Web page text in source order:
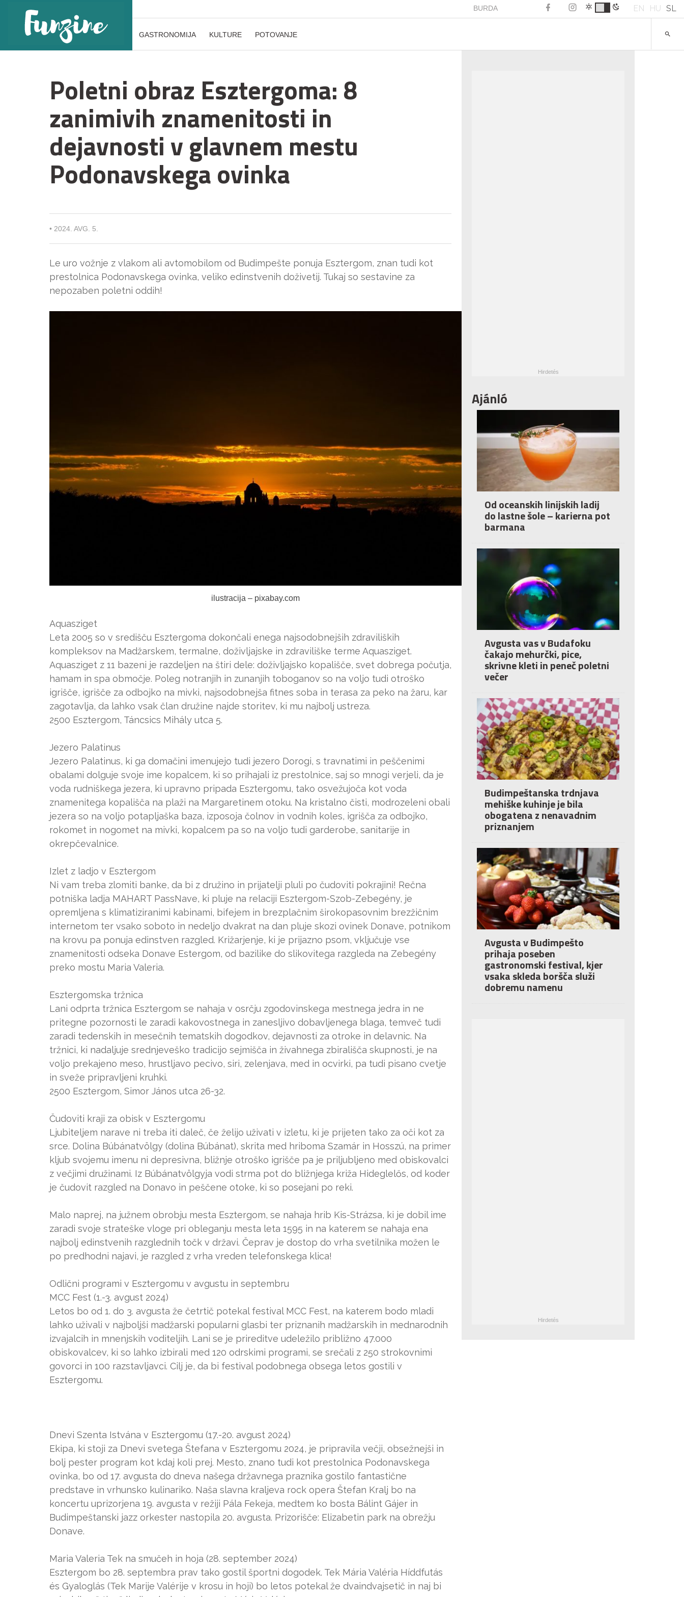
BURDA EN HU SL
GASTRONOMIJA KULTURE POTOVANJE
Poletni obraz Esztergoma: 8
zanimivih znamenitosti in
dejavnosti v glavnem mestu
Podonavskega ovinka
• 2024. AVG. 5.
Le uro vožnje z vlakom ali avtomobilom od Budimpešte ponuja Esztergom, znan tudi kot
prestolnica Podonavskega ovinka, veliko edinstvenih doživetij. Tukaj so sestavine za
nepozaben poletni oddih!
ilustracija – pixabay.com
Aquasziget
Leta 2005 so v središču Esztergoma dokončali enega najsodobnejših zdraviliških
kompleksov na Madžarskem, termalne, doživljajske in zdraviliške terme Aquasziget.
Aquasziget z 11 bazeni je razdeljen na štiri dele: doživljajsko kopališče, svet dobrega počutja,
hamam in spa območje. Poleg notranjih in zunanjih toboganov so na voljo tudi otroško
igrišče, igrišče za odbojko na mivki, najsodobnejša fitnes soba in terasa za peko na žaru, kar
zagotavlja, da lahko vsak član družine najde storitev, ki mu najbolj ustreza.
2500 Esztergom, Táncsics Mihály utca 5.
Jezero Palatinus
Jezero Palatinus, ki ga domačini imenujejo tudi jezero Dorogi, s travnatimi in peščenimi
obalami dolguje svoje ime kopalcem, ki so prihajali iz prestolnice, saj so mnogi verjeli, da je
voda rudniškega jezera, ki upravno pripada Esztergomu, tako osvežujoča kot voda
znamenitega kopališča na plaži na Margaretinem otoku. Na kristalno čisti, modrozeleni obali
jezera so na voljo potapljaška baza, izposoja čolnov in vodnih koles, igrišča za odbojko,
rokomet in nogomet na mivki, kopalcem pa so na voljo tudi garderobe, sanitarije in
okrepčevalnice.
Izlet z ladjo v Esztergom
Ni vam treba zlomiti banke, da bi z družino in prijatelji pluli po čudoviti pokrajini! Rečna
potniška ladja MAHART PassNave, ki pluje na relaciji Esztergom-Szob-Zebegény, je
opremljena s klimatiziranimi kabinami, bifejem in brezplačnim širokopasovnim brezžičnim
internetom ter vsako soboto in nedeljo dvakrat na dan pluje skozi ovinek Donave, potnikom
na krovu pa ponuja edinstven razgled. Križarjenje, ki je prijazno psom, vključuje vse
znamenitosti odseka Donave Estergom, od bazilike do slikovitega razgleda na Zebegény
preko mostu Maria Valeria.
Esztergomska tržnica
Lani odprta tržnica Esztergom se nahaja v osrčju zgodovinskega mestnega jedra in ne
pritegne pozornosti le zaradi kakovostnega in zanesljivo dobavljenega blaga, temveč tudi
zaradi tedenskih in mesečnih tematskih dogodkov, dejavnosti za otroke in delavnic. Na
tržnici, ki nadaljuje srednjeveško tradicijo sejmišča in živahnega zbirališča skupnosti, je na
voljo prekajeno meso, hrustljavo pecivo, siri, zelenjava, med in ocvirki, pa tudi pisano cvetje
in sveže pripravljeni kruhki.
2500 Esztergom, Simor János utca 26-32.
Čudoviti kraji za obisk v Esztergomu
Ljubiteljem narave ni treba iti daleč, če želijo uživati v izletu, ki je prijeten tako za oči kot za
srce. Dolina Búbánatvölgy (dolina Búbánat), skrita med hriboma Szamár in Hosszú, na primer
kljub svojemu imenu ni depresivna, bližnje otroško igrišče pa je priljubljeno med obiskovalci
z večjimi družinami. Iz Búbánatvölgyja vodi strma pot do bližnjega križa Hideglelős, od koder
je čudovit razgled na Donavo in peščene otoke, ki so posejani po reki.
Malo naprej, na južnem obrobju mesta Esztergom, se nahaja hrib Kis-Strázsa, ki je dobil ime
zaradi svoje strateške vloge pri obleganju mesta leta 1595 in na katerem se nahaja ena
najbolj edinstvenih razglednih točk v državi. Čeprav je dostop do vrha svetilnika možen le
po predhodni najavi, je razgled z vrha vreden telefonskega klica!
Odlični programi v Esztergomu v avgustu in septembru
MCC Fest (1.-3. avgust 2024)
Letos bo od 1. do 3. avgusta že četrtič potekal festival MCC Fest, na katerem bodo mladi
lahko uživali v najboljši madžarski popularni glasbi ter priznanih madžarskih in mednarodnih
izvajalcih in mnenjskih voditeljih. Lani se je prireditve udeležilo približno 47.000
obiskovalcev, ki so lahko izbirali med 120 odrskimi programi, se srečali z 250 strokovnimi
govorci in 100 razstavljavci. Cilj je, da bi festival podobnega obsega letos gostili v
Esztergomu.
Dnevi Szenta Istvána v Esztergomu (17.-20. avgust 2024)
Ekipa, ki stoji za Dnevi svetega Štefana v Esztergomu 2024, je pripravila večji, obsežnejši in
bolj pester program kot kdaj koli prej. Mesto, znano tudi kot prestolnica Podonavskega
ovinka, bo od 17. avgusta do dneva našega državnega praznika gostilo fantastične
predstave in vrhunsko kulinariko. Naša slavna kraljeva rock opera Štefan Kralj bo na
koncertu uprizorjena 19. avgusta v režiji Pála Fekeja, medtem ko bosta Bálint Gájer in
Budimpeštanski jazz orkester nastopila 20. avgusta. Prizorišče: Elizabetin park na obrežju
Donave.
Maria Valeria Tek na smučeh in hoja (28. september 2024)
Esztergom bo 28. septembra prav tako gostil športni dogodek. Tek Mária Valéria Híddfutás
és Gyaloglás (Tek Marije Valérije v krosu in hoji) bo letos potekal že dvaindvajsetič in naj bi
Ajánló
Od oceanskih linijskih ladij
do lastne šole – karierna pot
barmana
Avgusta vas v Budafoku
čakajo mehurčki, pice,
skrivne kleti in peneč poletni
večer
Budimpeštanska trdnjava
mehiške kuhinje je bila
obogatena z nenavadnim
priznanjem
Avgusta v Budimpešto
prihaja poseben
gastronomski festival, kjer
vsaka skleda boršča služi
dobremu namenu